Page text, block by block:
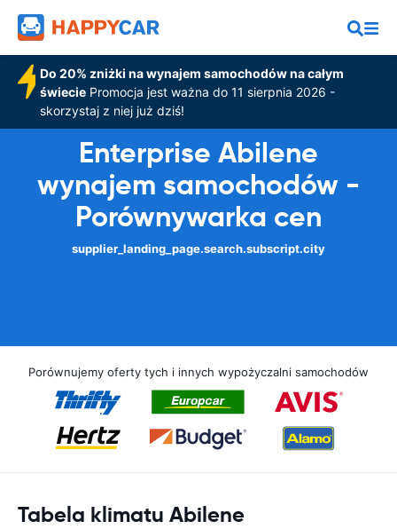
Do 20% zniżki na wynajem samochodów na całym
świeciePromocja jest ważna do 11 sierpnia 2026 -
skorzystaj z niej już dziś!
Enterprise Abilene
wynajem samochodów -
Porównywarka cen
supplier_landing_page.search.subscript.city
Porównujemy oferty tych i innych wypożyczalni samochodów
Tabela klimatu Abilene